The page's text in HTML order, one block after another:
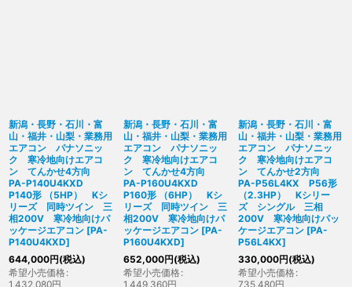
新潟・長野・石川・富
山・福井・山梨・業務用
エアコン パナソニッ
ク 寒冷地向けエアコ
ン てんかせ4方向
PA-P140U4KXD
P140形 （5HP） Kシ
リーズ 同時ツイン 三
相200V 寒冷地向けパ
ッケージエアコン [PA-
P140U4KXD]
644,000円(税込)
希望小売価格 :
1,432,080円
新潟・長野・石川・富
山・福井・山梨・業務用
エアコン パナソニッ
ク 寒冷地向けエアコ
ン てんかせ4方向
PA-P160U4KXD
P160形 （6HP） Kシ
リーズ 同時ツイン 三
相200V 寒冷地向けパ
ッケージエアコン [PA-
P160U4KXD]
652,000円(税込)
希望小売価格 :
1,449,360円
新潟・長野・石川・富
山・福井・山梨・業務用
エアコン パナソニッ
ク 寒冷地向けエアコ
ン てんかせ2方向
PA-P56L4KX P56形
（2.3HP） Kシリー
ズ シングル 三相
200V 寒冷地向けパッ
ケージエアコン [PA-
P56L4KX]
330,000円(税込)
希望小売価格 :
735,480円